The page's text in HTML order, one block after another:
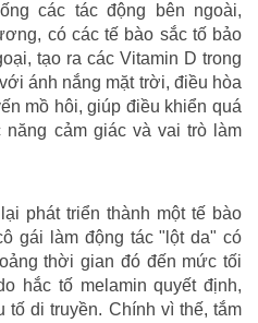
các tác động bên ngoài,
có các tế bào sắc tố bảo
tạo ra các Vitamin D trong
ánh nắng mặt trời, điều hòa
mồ hôi, giúp điều khiển quá
cảm giác và vai trò làm
phát triển thành một tế bào
gái làm động tác "lột da" có
thời gian đó đến mức tối
hắc tố melamin quyết định,
di truyền. Chính vì thế, tắm